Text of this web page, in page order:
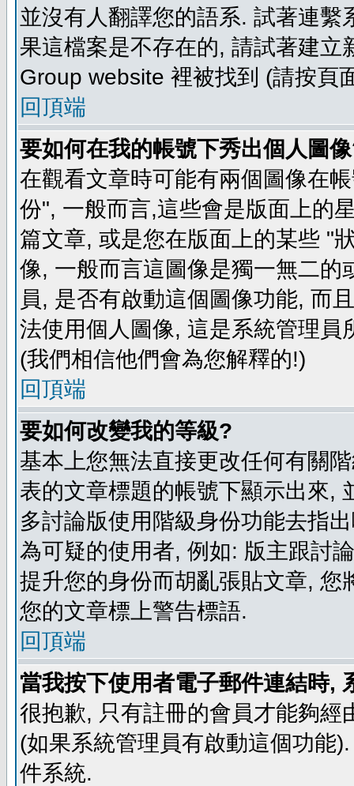
並沒有人翻譯您的語系. 試著連
果這檔案是不存在的, 請試著建
Group website 裡被找到 (請按頁
回頂端
要如何在我的帳號下秀出個人圖
在觀看文章時可能有兩個圖像在
份", 一般而言,這些會是版面上的
篇文章, 或是您在版面上的某些 "
像, 一般而言這圖像是獨一無二
員, 是否有啟動這個圖像功能, 而
法使用個人圖像, 這是系統管理
(我們相信他們會為您解釋的!)
回頂端
要如何改變我的等級?
基本上您無法直接更改任何有關
表的文章標題的帳號下顯示出來,
多討論版使用階級身份功能去指
為可疑的使用者, 例如: 版主跟討
提升您的身份而胡亂張貼文章,
您的文章標上警告標語.
回頂端
當我按下使用者電子郵件連結時,
很抱歉, 只有註冊的會員才能夠
(如果系統管理員有啟動這個功能
件系統.